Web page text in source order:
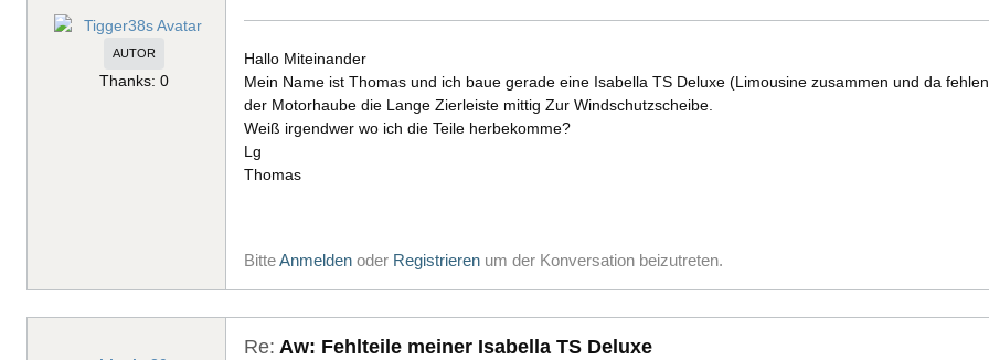
AUTOR
Thanks: 0
Hallo Miteinander
Mein Name ist Thomas und ich baue gerade eine Isabella TS Deluxe (Limousine zusammen und da
der Motorhaube die Lange Zierleiste mittig Zur Windschutzscheibe.
Weiß irgendwer wo ich die Teile herbekomme?
Lg
Thomas
BitteAnmelden oder Registrieren um der Konversation beizutreten.
Re: Aw: Fehlteile meiner Isabella TS Deluxe